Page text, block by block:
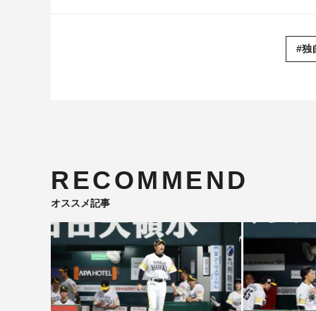
#独
RECOMMEND
オススメ記事